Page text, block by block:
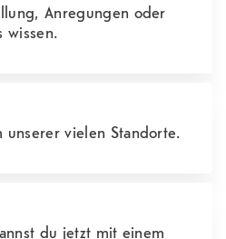
Anregungen oder
wissen.
unserer vielen Standorte.
du jetzt mit einem